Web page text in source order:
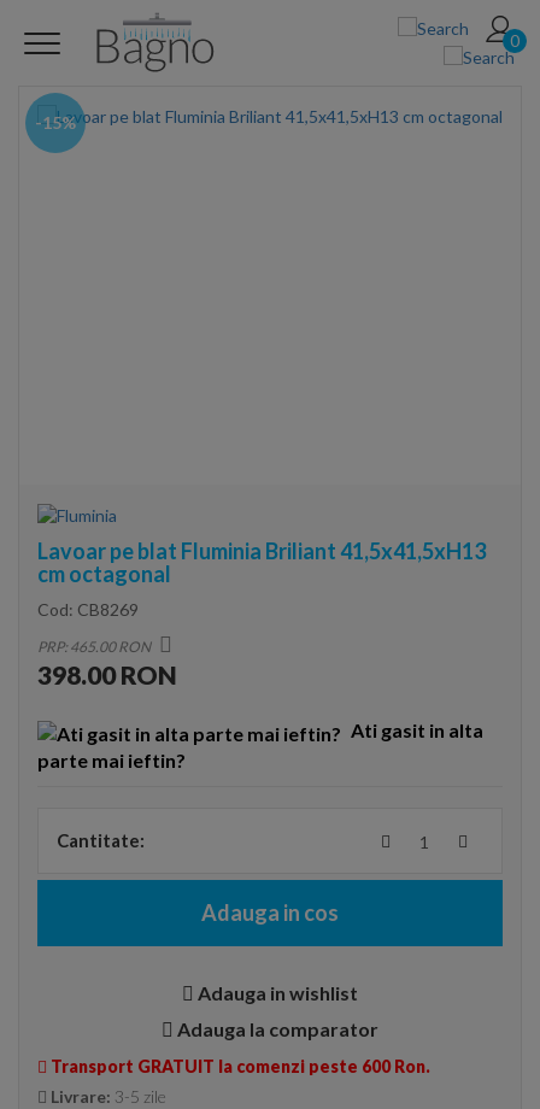
0
-15%
Lavoar pe blat Fluminia Briliant 41,5x41,5xH13
cm octagonal
Cod: CB8269
PRP: 465.00 RON
398.00 RON
Ati gasit in alta
parte mai ieftin?
Cantitate:
Adauga in cos
Adauga in wishlist
Adauga la comparator
Transport GRATUIT la comenzi peste 600 Ron.
Livrare: 3-5 zile